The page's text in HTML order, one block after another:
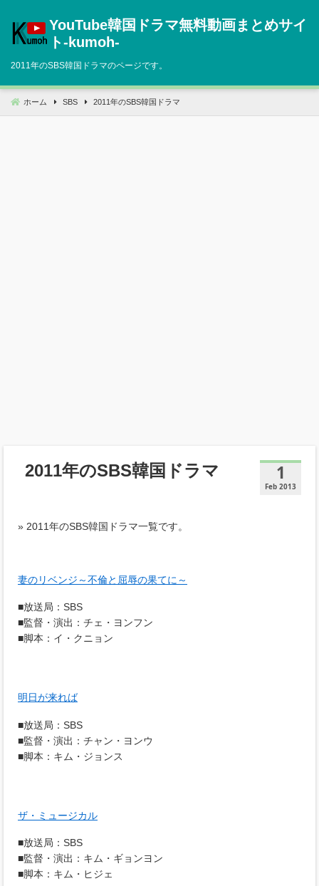
へ
動
YouTube韓国ドラマ無料動画まとめサイ
ト‐kumoh‐
2011年のSBS韓国ドラマのページです。
ホーム SBS 2011年のSBS韓国ドラマ
1
Feb 2013
2011年のSBS韓国ドラマ
» 2011年のSBS韓国ドラマ一覧です。
妻のリベンジ～不倫と屈辱の果てに～
■放送局：SBS
■監督・演出：チェ・ヨンフン
■脚本：イ・クニョン
明日が来れば
■放送局：SBS
■監督・演出：チャン・ヨンウ
■脚本：キム・ジョンス
ザ・ミュージカル
■放送局：SBS
■監督・演出：キム・ギョンヨン
■脚本：キム・ヒジェ